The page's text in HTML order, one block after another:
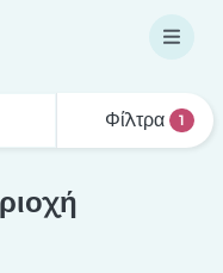
Φίλτρα 1